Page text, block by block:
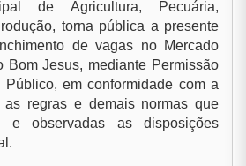
de Agricultura, Pecuária,
torna pública a presente
de vagas no Mercado
Bom Jesus, mediante Permissão
em conformidade com a
as regras e demais normas que
e observadas as disposições